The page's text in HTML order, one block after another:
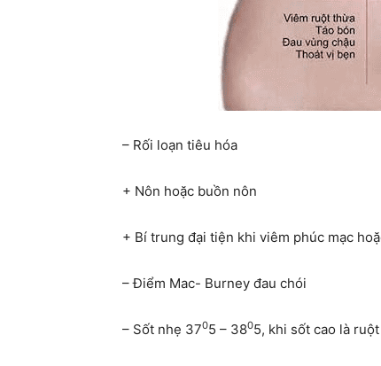
– Rối loạn tiêu hóa
+ Nôn hoặc buồn nôn
+ Bí trung đại tiện khi viêm phúc mạc
– Điểm Mac- Burney đau chói
– Sốt nhẹ 3705 – 3805, khi sốt cao là